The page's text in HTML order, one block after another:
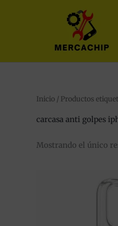
Inicio / Productos
carcasa anti golpes
Mostrando el único